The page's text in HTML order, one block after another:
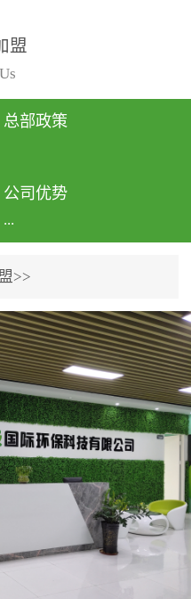
国家规定的标准检测方
法，空气采样量准确，检
结果可靠，远胜于其他
检测...
盟
总部政策
公司优势
...
专利保护优势、双甲资质
企业（“室内环境净化治理
甲级施工资质”“室内环境
污染治理资质等级证
书”）、拥有多名高级《环
境工程高级工程师》室内
空气治理资格认证的治理
人员、掌握室内空气净化
治理实用技术和五项专利
技术、八项计算机软件著
作权登记证书等。研发实
>>